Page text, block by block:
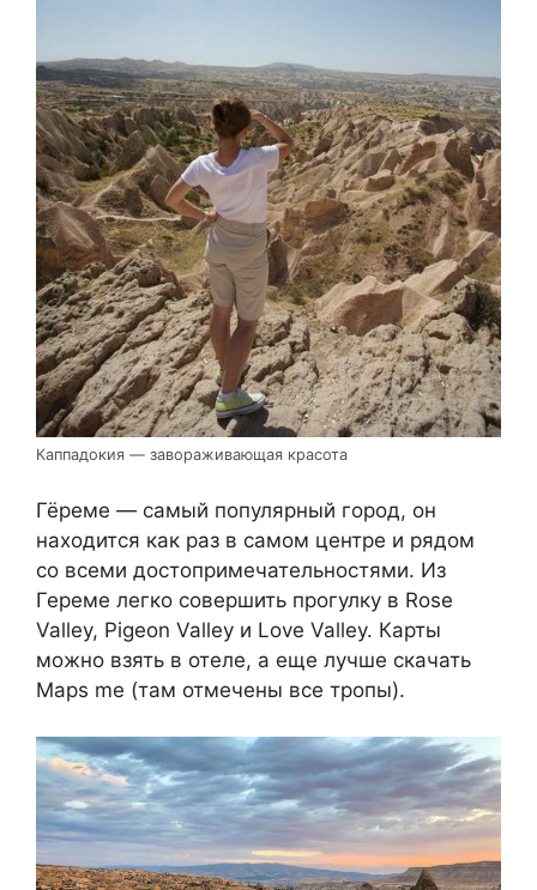
Каппадокия — завораживающая красота
Гёреме — самый популярный город, он
находится как раз в самом центре и рядом
со всеми достопримечательностями. Из
Гереме легко совершить прогулку в Rose
Valley, Pigeon Valley и Love Valley. Карты
можно взять в отеле, а еще лучше скачать
Maps me (там отмечены все тропы).